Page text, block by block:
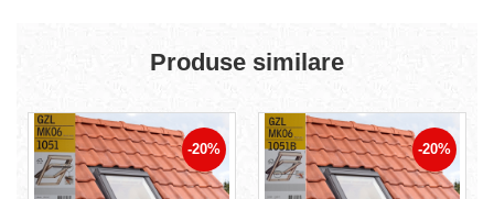
Produse similare
-20% -20%